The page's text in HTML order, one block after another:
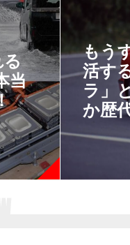
る
当
もう
活す
ラ」
か歴